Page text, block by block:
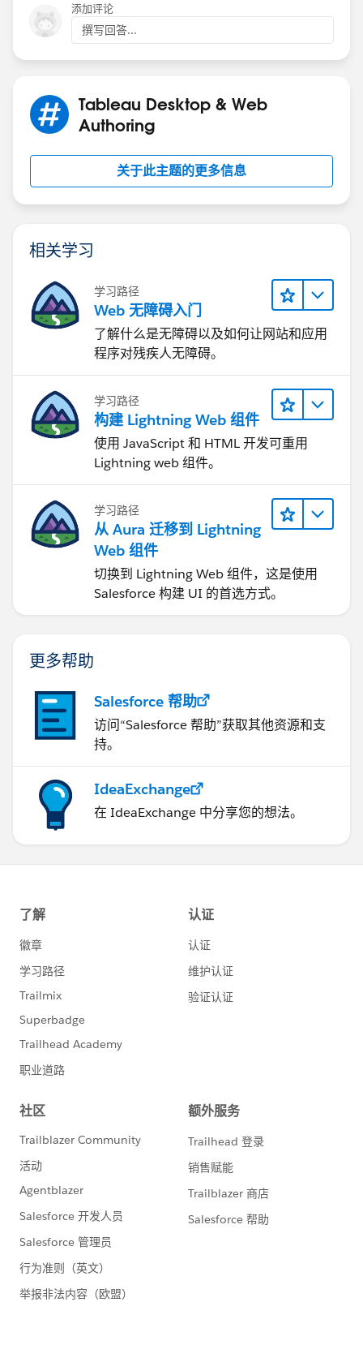
添加评论
撰写回答...
Tableau Desktop & Web
Authoring
关于此主题的更多信息
相关学习
学习路径
Web 无障碍入门
了解什么是无障碍以及如何让网站和应用
程序对残疾人无障碍。
学习路径
构建 Lightning Web 组件
使用 JavaScript 和 HTML 开发可重用
Lightning web 组件。
学习路径
从 Aura 迁移到 Lightning
Web 组件
切换到 Lightning Web 组件，这是使用
Salesforce 构建 UI 的首选方式。
更多帮助
Salesforce 帮助
访问“Salesforce 帮助”获取其他资源和支
持。
IdeaExchange
在 IdeaExchange 中分享您的想法。